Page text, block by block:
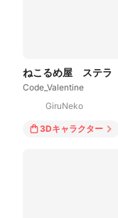
ねこるめ屋 ステラ
Code_Valentine
GiruNeko
3Dキャラクター